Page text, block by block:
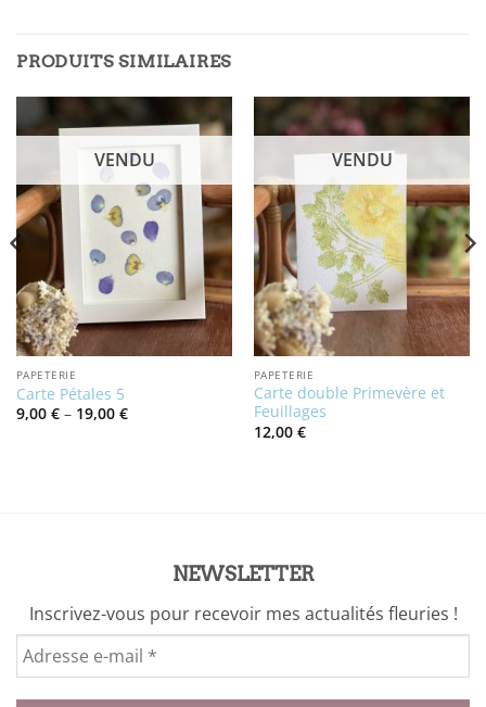
PRODUITS SIMILAIRES
VENDU
PAPETERIE
Carte Pétales 5
9,00 € – 19,00 €Price
VENDU
PAPETERIE
Carte double Primevère et
Feuillages
12,00 €
NEWSLETTER
Inscrivez-vous pour recevoir mes actualités fleuries !